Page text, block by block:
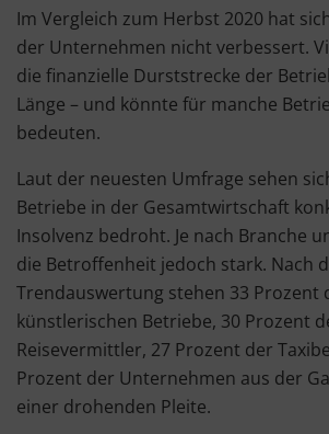
Im Vergleich zum Herbst 2020 hat
der Unternehmen nicht verbessert.
die finanzielle Durststrecke der
Länge – und könnte für manche
bedeuten.
Laut der neuesten Umfrage sehen
Betriebe in der Gesamtwirtschaft
Insolvenz bedroht. Je nach Branche
die Betroffenheit jedoch stark. Nach
Trendauswertung stehen 33 Prozent
künstlerischen Betriebe, 30 Prozent
Reisevermittler, 27 Prozent der
Prozent der Unternehmen aus der
einer drohenden Pleite.